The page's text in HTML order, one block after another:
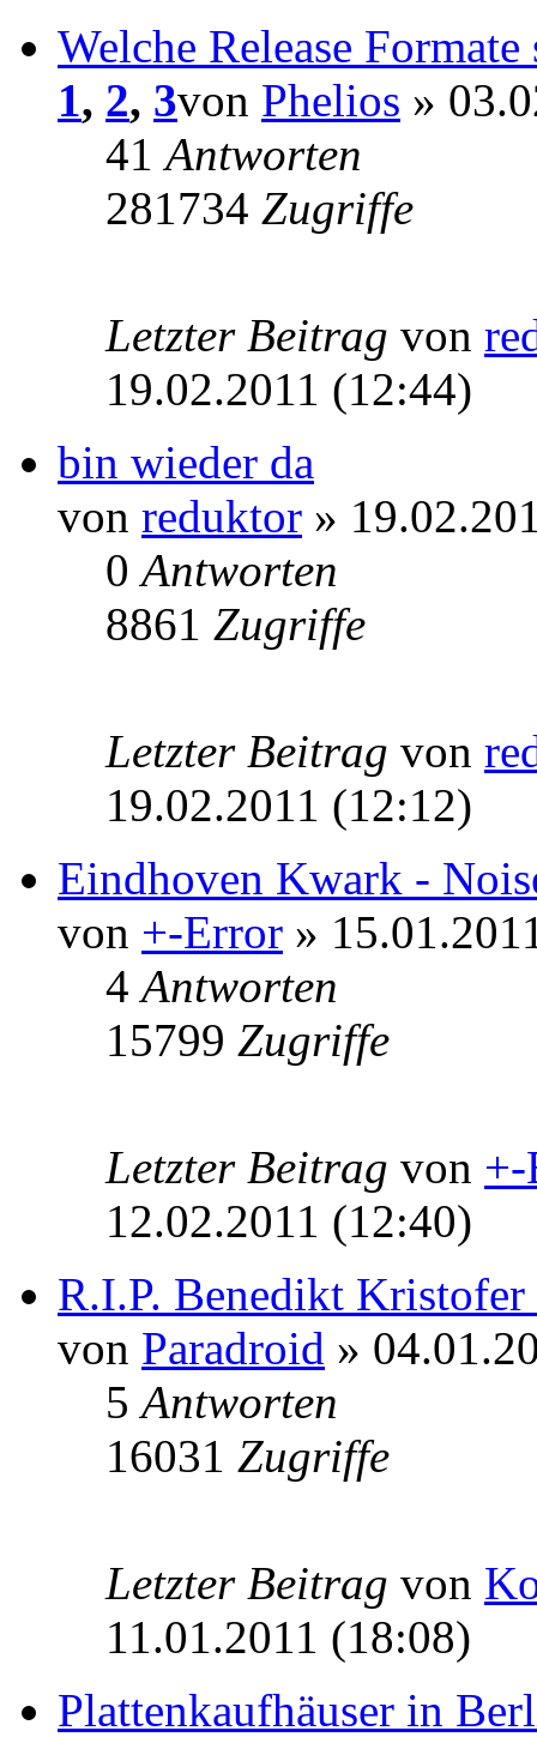
Welche Release
1, 2, 3von Phelios »
41Antworten
281734 Zugriffe
Letzter Beitrag von
19.02.2011 (12:44)
bin wieder da
von reduktor »
0Antworten
8861 Zugriffe
Letzter Beitrag von
19.02.2011 (12:12)
Eindhoven Kwark -
von +-Error »
4Antworten
15799 Zugriffe
Letzter Beitrag von
12.02.2011 (12:40)
R.I.P. Benedikt
von Paradroid »
5Antworten
16031 Zugriffe
Letzter Beitrag von
11.01.2011 (18:08)
Plattenkaufhäuser in